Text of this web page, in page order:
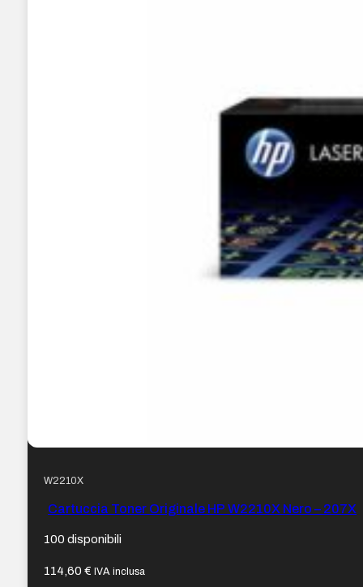
W2210X
Cartuccia Toner Originale HP W2210X Nero – 207X
100 disponibili
114,60€ IVA inclusa